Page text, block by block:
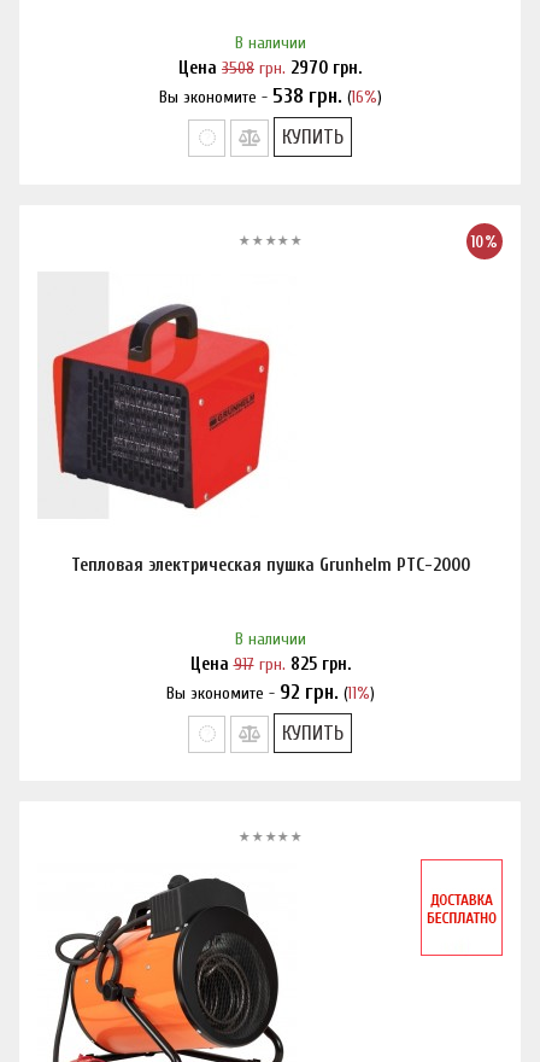
В наличии
Цена 3508 грн. 2970 грн.
Вы экономите - 538 грн. (16%)
Нашли дешевле?
КУПИТЬ
10%
Тепловая электрическая пушка Grunhelm PTC-2000
В наличии
Цена917грн. 825грн.
Вы экономите - 92 грн. (11%)
Нашли дешевле?
КУПИТЬ